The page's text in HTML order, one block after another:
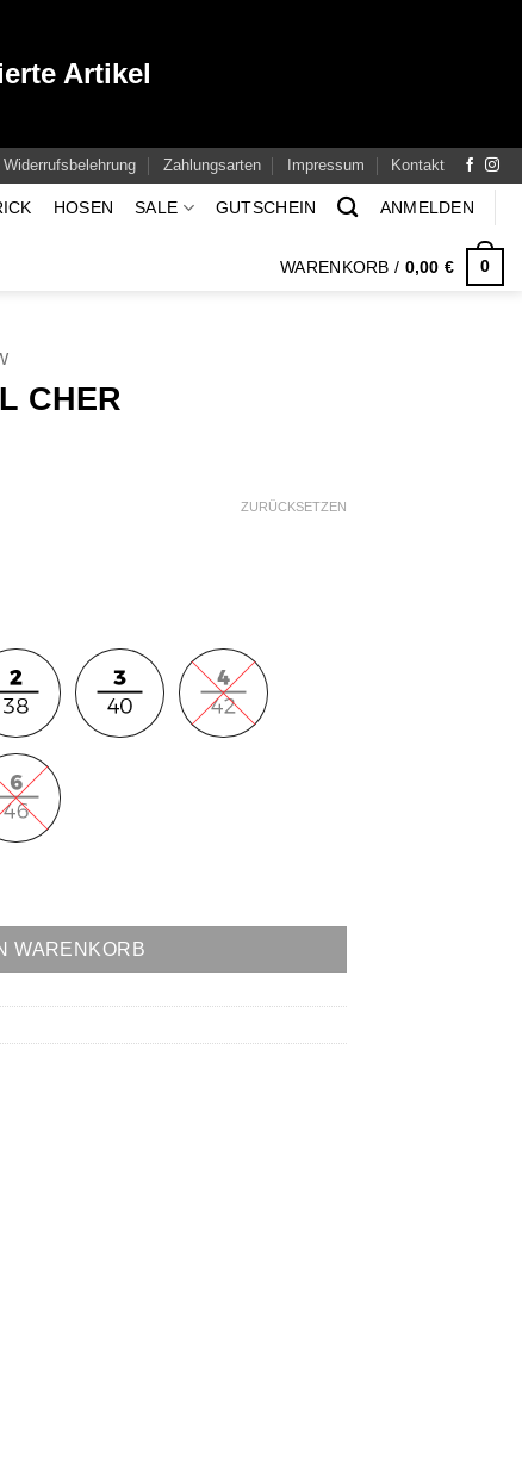
Artikel
Widerrufsbelehrung Zahlungsarten Impressum Kontakt
HOSEN SALE GUTSCHEIN ANMELDEN
WARENKORB / 0,00€ 0
CHER
ZURÜCKSETZEN
WARENKORB